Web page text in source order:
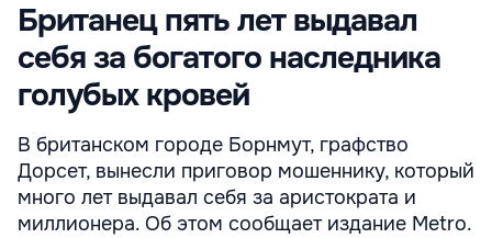
Британец пять лет выдавал
себя за богатого наследника
голубых кровей
В британском городе Борнмут, графство
Дорсет, вынесли приговор мошеннику, который
много лет выдавал себя за аристократа и
миллионера. Об этом сообщает издание Metro.